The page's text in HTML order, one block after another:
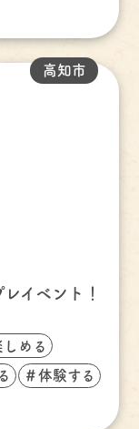
イベント！
高知市
める
＃体験する